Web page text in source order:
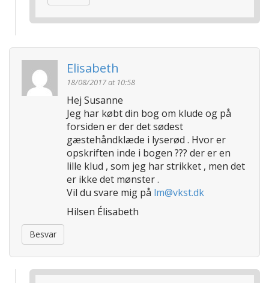
Elisabeth
18/08/2017 at 10:58
Hej Susanne
Jeg har købt din bog om klude og på
forsiden er der det sødest
gæstehåndklæde i lyserød . Hvor er
opskriften inde i bogen ??? der er en
lille klud , som jeg har strikket , men det
er ikke det mønster .
Vil du svare mig på lm@vkst.dk
Hilsen Élisabeth
Besvar